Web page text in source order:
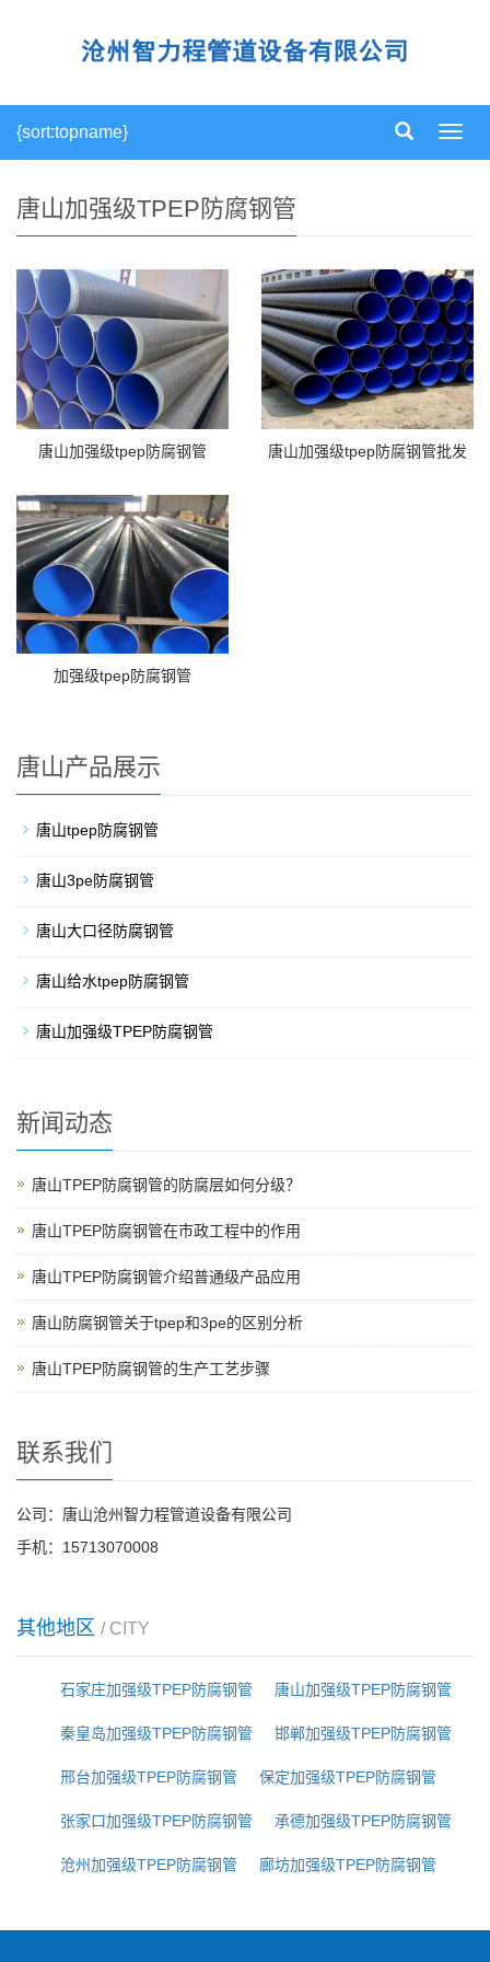
导
{sort:topname}
唐山加强级TPEP防腐钢管
唐山加强级tpep防腐钢管 唐山加强级tpep防腐钢管批发
加强级tpep防腐钢管
唐山产品展示
唐山tpep防腐钢管
唐山3pe防腐钢管
唐山大口径防腐钢管
唐山给水tpep防腐钢管
唐山加强级TPEP防腐钢管
新闻动态
唐山TPEP防腐钢管的防腐层如何分级？
唐山TPEP防腐钢管在市政工程中的作用
唐山TPEP防腐钢管介绍普通级产品应用
唐山防腐钢管关于tpep和3pe的区别分析
唐山TPEP防腐钢管的生产工艺步骤
联系我们
公司：唐山沧州智力程管道设备有限公司
手机：15713070008
其他地区 / CITY
石家庄加强级TPEP防腐钢管 唐山加强级TPEP防腐钢管
秦皇岛加强级TPEP防腐钢管 邯郸加强级TPEP防腐钢管
邢台加强级TPEP防腐钢管 保定加强级TPEP防腐钢管
张家口加强级TPEP防腐钢管 承德加强级TPEP防腐钢管
沧州加强级TPEP防腐钢管 廊坊加强级TPEP防腐钢管